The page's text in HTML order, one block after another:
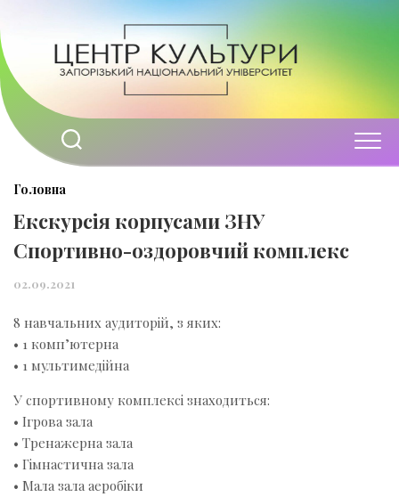
до
вмісту
Головна
Екскурсія корпусами ЗНУ
Спортивно-оздоровчий комплекс
02.09.2021
8 навчальних аудиторій, з яких:
• 1 комп’ютерна
• 1 мультимедійна
У спортивному комплексі знаходиться:
• Ігрова зала
• Тренажерна зала
• Гімнастична зала
• Мала зала аеробіки